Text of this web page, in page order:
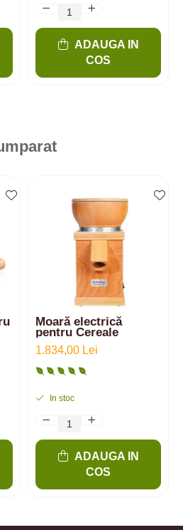
ADAUGA IN
COS
Moară electrică
pentru Cereale
1.834,00 Lei
In stoc
ADAUGA IN
COS